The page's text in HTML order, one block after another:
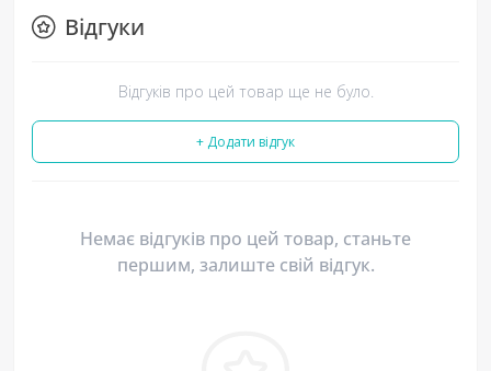
Відгуки
Відгуків про цей товар ще не було.
+ Додати відгук
Немає відгуків про цей товар, станьте
першим, залиште свій відгук.